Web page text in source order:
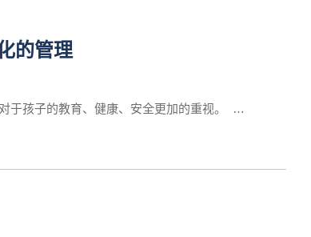
的管理
于孩子的教育、健康、安全更加的重视。 …